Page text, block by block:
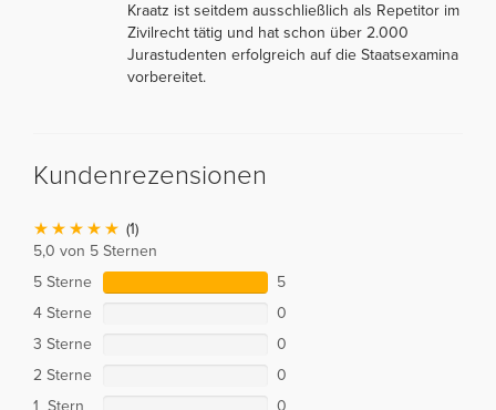
Kraatz ist seitdem ausschließlich als Repetitor im
Zivilrecht tätig und hat schon über 2.000
Jurastudenten erfolgreich auf die Staatsexamina
vorbereitet.
Kundenrezensionen
(1)
5,0 von 5 Sternen
5 Sterne
5
4 Sterne
0
3 Sterne
0
2 Sterne
0